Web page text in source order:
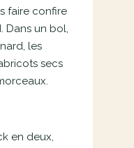
faire confire
Dans un bol,
les
secs
en deux,